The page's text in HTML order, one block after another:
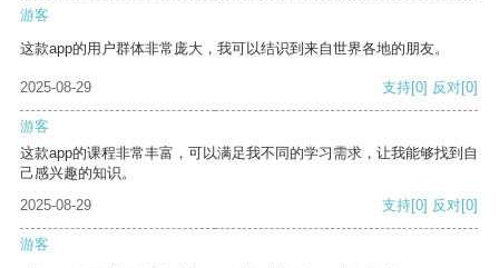
游客
这款app的用户群体非常庞大，我可以结识到来自世界各地的朋友。
2025-08-29 支持[0] 反对[0]
游客
这款app的课程非常丰富，可以满足我不同的学习需求，让我能够找到自
己感兴趣的知识。
2025-08-29
支持[0] 反对[0]
游客